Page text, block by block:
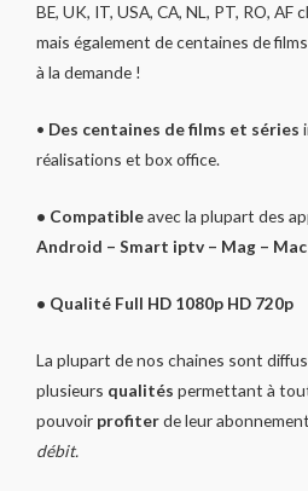
BE, UK, IT, USA, CA, NL, PT, RO, AF
mais également de centaines de
à la demande !
• Des centaines de films et séries
réalisations et box office.
• Compatibleavec la plupart des
Android – Smart iptv – Mag –
• Qualité Full HD 1080p HD 720p
La plupart de nos chaines sont
plusieurs qualités permettant à
pouvoir profiterde leur
débit.